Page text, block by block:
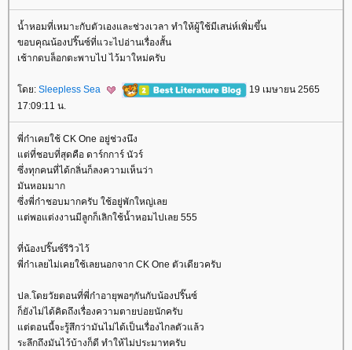
น้ำหอมที่เหมาะกับตัวเองและช่วงเวลา ทำให้ผู้ใช้มีเสน่ห์เพิ่มขึ้น
ขอบคุณน้องปริ๊นซ์ที่แวะไปอ่านเรื่องสั้น
เช้ากดบล็อกตะพาบไป ไว้มาใหม่ครับ
ดย: Sleepless Sea
19 เมษายน 2565
17:09:11 น.
พี่ก๋าเคยใช้ CK One อยู่ช่วงนึง
ต่ที่ชอบที่สุดคือ ดาร์กการ์ นัวร์
ซึ่งทุกคนที่ได้กลิ่นก็ลงความเห็นว่า
มันหอมมาก
ซึ่งพี่ก๋าชอบมากครับ ใช้อยู่พักใหญ่เล
ต่พอแต่งงานมีลูกก็เลิกใช้น้ำหอมไปเลย 555
ที่น้องปริ๊นซ์รีวิวไว้
พี่ก๋าเลยไม่เคยใช้เลยนอกจาก CK One ตัวเดียวครับ
ปล.โดยวัยตอนที่พี่ก๋าอายุพอๆกันกับน้องปริ๊นซ์
ก็ยังไม่ได้คิดถึงเรื่องความตายบ่อยนักครับ
ต่ตอนนี้จะรู้สึกว่ามันไม่ได้เป็นเรื่องไกลตัวแล้ว
ระลึกถึงมันไว้บ้างก็ดี ทำให้ไม่ประมาทครับ